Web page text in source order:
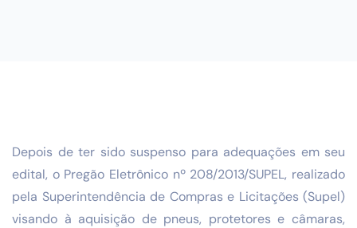
Depois de ter sido suspenso para adequações em seu
edital, o Pregão Eletrônico nº 208/2013/SUPEL, realizado
pela Superintendência de Compras e Licitações (Supel)
visando à aquisição de pneus, protetores e câmaras,